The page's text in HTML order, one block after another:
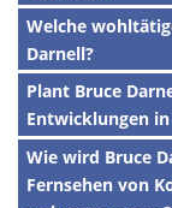
Welche
Darnell?
Plant Bruce
Entwicklungen
Wie wird Bruce
Fernsehen von